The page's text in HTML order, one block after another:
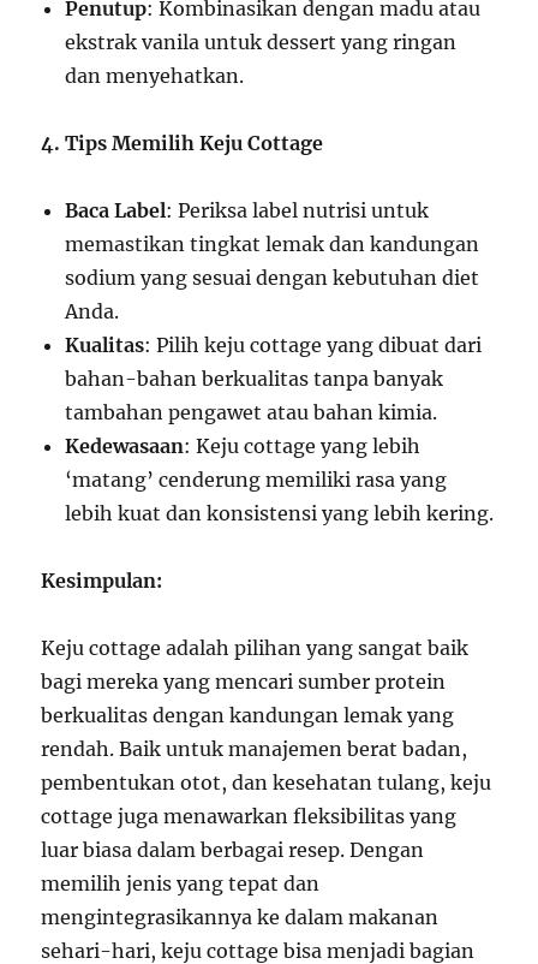
Penutup: Kombinasikan dengan madu atau
ekstrak vanila untuk dessert yang ringan
dan menyehatkan.
4. Tips Memilih Keju Cottage
Baca Label: Periksa label nutrisi untuk
memastikan tingkat lemak dan kandungan
sodium yang sesuai dengan kebutuhan diet
Anda.
Kualitas: Pilih keju cottage yang dibuat dari
bahan-bahan berkualitas tanpa banyak
tambahan pengawet atau bahan kimia.
Kedewasaan: Keju cottage yang lebih
‘matang’ cenderung memiliki rasa yang
lebih kuat dan konsistensi yang lebih kering.
Kesimpulan:
Keju cottage adalah pilihan yang sangat baik
bagi mereka yang mencari sumber protein
berkualitas dengan kandungan lemak yang
rendah. Baik untuk manajemen berat badan,
pembentukan otot, dan kesehatan tulang, keju
cottage juga menawarkan fleksibilitas yang
luar biasa dalam berbagai resep. Dengan
memilih jenis yang tepat dan
mengintegrasikannya ke dalam makanan
sehari-hari, keju cottage bisa menjadi bagian